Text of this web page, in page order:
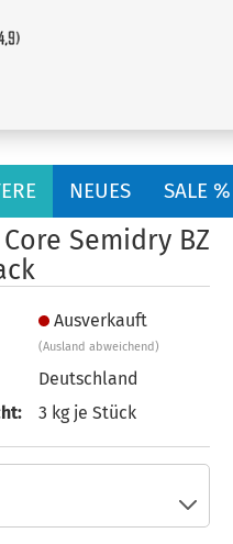
NEUES SALE %
Semidry BZ
Ausverkauft
(Ausland abweichend)
Deutschland
3 kg je Stück